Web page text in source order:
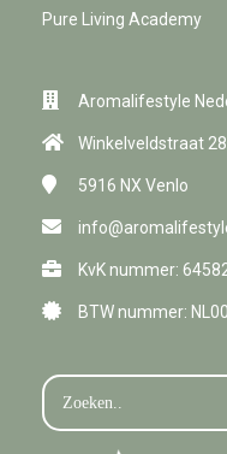
Pure Living Academy
Aromalifestyle
Winkelveldstraat
5916 NX Venlo
KvK nummer:
BTW nummer: